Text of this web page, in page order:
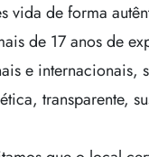
vida de forma
de 17 anos de
e internacionais,
transparente,